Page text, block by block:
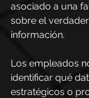
asociado a una
sobre el
información.
Los empleados
identificar qué
estratégicos o